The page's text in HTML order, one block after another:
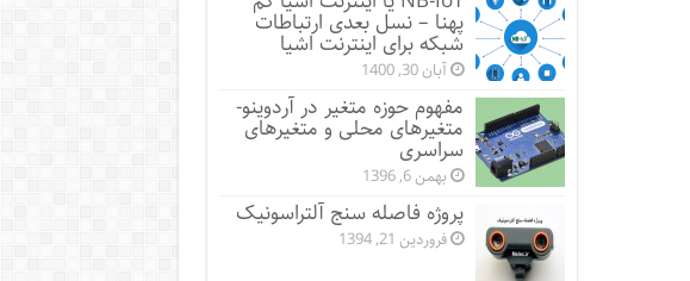
پهنا – نسل بعدی ارتباطات
شبکه برای اینترنت اشیا
آبان 30, 1400
مفهوم حوزه متغیر در آردوینو-
متغیرهای محلی و متغیرهای
سراسری
بهمن 6, 1396
پروژه فاصله سنج آلتراسونیک
فروردین 21, 1394